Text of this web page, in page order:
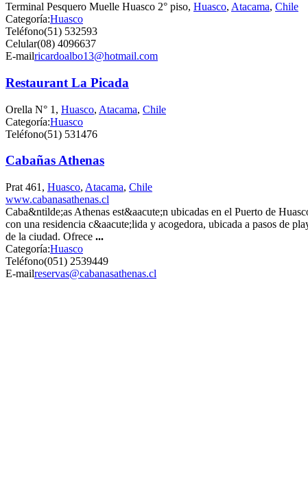
Terminal Pesquero Muelle Huasco 2° piso, Huasco, Atacama, Chile
Categoría:Huasco
Teléfono(51) 532593
Celular(08) 4096637
E-mailricardoalbo13@hotmail.com
Restaurant La Picada
Orella N° 1, Huasco, Atacama, Chile
Categoría:Huasco
Teléfono(51) 531476
Cabañas Athenas
Prat 461, Huasco, Atacama, Chile
www.cabanasathenas.cl
Caba&ntilde;as Athenas est&aacute;n ubicadas en el Puerto de
con una residencia c&aacute;lida y acogedora, ubicada a pasos de
de la ciudad. Ofrece ...
Categoría:Huasco
Teléfono(051) 2539449
E-mailreservas@cabanasathenas.cl